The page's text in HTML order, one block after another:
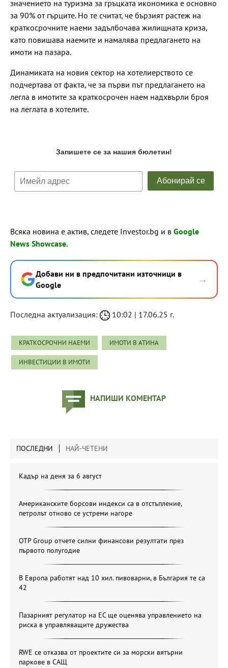
значението на туризма за гръцката икономика е основно
за 90% от гърците. Но те считат, че бързият растеж на
краткосрочните наеми задълбочава жилищната криза,
като повишава наемите и намалява предлагането на
имоти на пазара.
Динамиката на новия сектор на хотелиерството се
подчертава от факта, че за първи път предлагането на
легла в имотите за краткосрочен наем надхвърли броя
на леглата в хотелите.
Всяка новина е актив, следете Investor.bg и в Google
News Showcase.
Добави ни в предпочитани източници в
Google
→
Последна актуализация: 10:02 | 17.06.25 г.
КРАТКОСРОЧНИ НАЕМИ ИМОТИ В АТИНА
ИНВЕСТИЦИИ В ИМОТИ
НАПИШИ КОМЕНТАР
ПОСЛЕДНИ НАЙ-ЧЕТЕНИ
Кадър на деня за 6 август
Американските борсови индекси са в отстъпление,
петролът отново се устреми нагоре
OTP Group отчете силни финансови резултати през
първото полугодие
В Европа работят над 10 хил. пивоварни, в България те са
42
Пазарният регулатор на ЕС ще оценява управлението на
риска в управляващите дружества
RWE се отказва от проектите си за морски вятърни
паркове в САЩ